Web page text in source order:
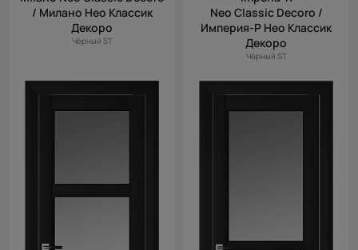
/ Милано Нео Классик
Декоро
Чёрный ST
Neo Classic Decoro /
Империя-Р Нео Классик
Декоро
Чёрный ST